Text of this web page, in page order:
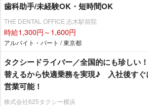
歯科助手/未経験OK・短時間OK
THE DENTAL OFFICE 志木駅前院
時給1,300円～1,600円
アルバイト・パート / 東京都
タクシードライバー／全国的にも珍しい
替えるから快適乗務を実現♪ 入社後すぐ
営業可能！
株式会社625タクシー横浜